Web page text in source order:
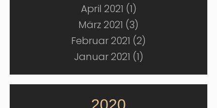
April 2021 (1)
März 2021 (3)
Februar 2021 (2)
Januar 2021 (1)
2020